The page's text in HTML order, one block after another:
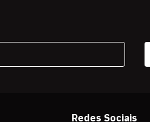
Redes Sociais